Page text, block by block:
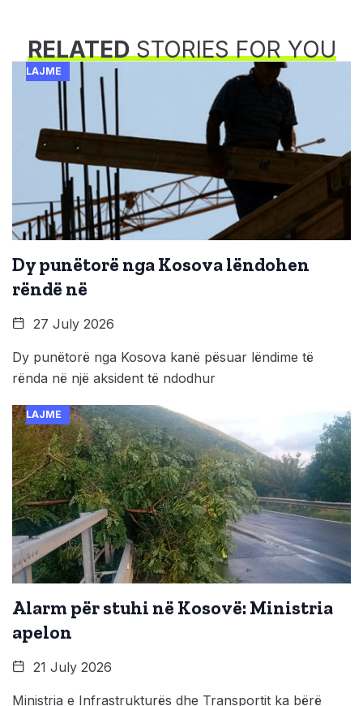
RELATEDSTORIES FOR YOU
LAJME
Dy punëtorë nga Kosova lëndohen
rëndë në
27 July 2026
Dy punëtorë nga Kosova kanë pësuar lëndime të
rënda në një aksident të ndodhur
LAJME
Alarm për stuhi në Kosovë: Ministria
apelon
21 July 2026
Ministria e Infrastrukturës dhe Transportit ka bërë